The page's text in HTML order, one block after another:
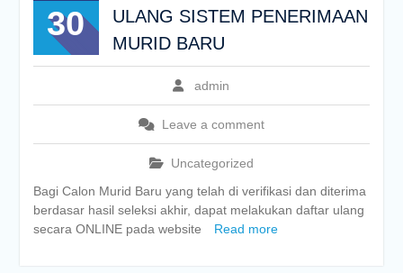
30
ULANG SISTEM PENERIMAAN
MURID BARU
admin
Leave a comment
Uncategorized
Bagi Calon Murid Baru yang telah di verifikasi dan diterima
berdasar hasil seleksi akhir, dapat melakukan daftar ulang
secara ONLINE pada website
Read more